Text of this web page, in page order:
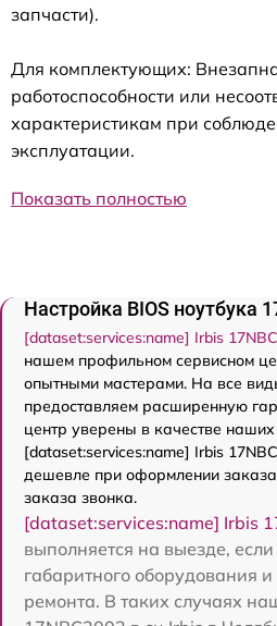
запчасти).
Для комплектующих:
работоспособности или
характеристикам при
эксплуатации.
Показать полностью
Настройка BIOS ноутбука
[dataset:services:name] Irbis
нашем профильном сервисном
опытными мастерами. На все
предоставляем расширенную
центр уверены в качестве наших
[dataset:services:name] Irbis
дешевле при оформлении
заказа звонка.
[dataset:services:name] Irbis
выполняется на выезде, если
габаритного оборудования
ремонта. В таких случаях